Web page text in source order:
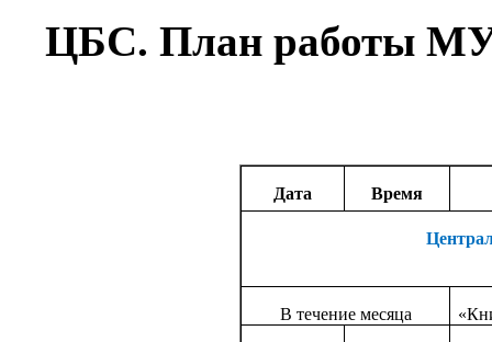
ЦБС. План работы
Дата Время
В течение месяца